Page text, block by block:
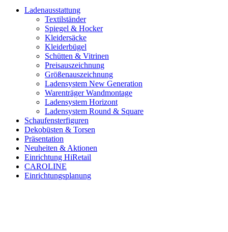
Laden­ausstattung
Textilständer
Spiegel & Hocker
Kleidersäcke
Kleiderbügel
Schütten & Vitrinen
Preisauszeichnung
Größenauszeichnung
Ladensystem New Generation
Warenträger Wandmontage
Ladensystem Horizont
Ladensystem Round & Square
Schaufenster­figuren
Dekobüsten & Torsen
Präsentation
Neuheiten & Aktionen
Einrichtung HiRetail
CAROLINE
Einrichtungsplanung